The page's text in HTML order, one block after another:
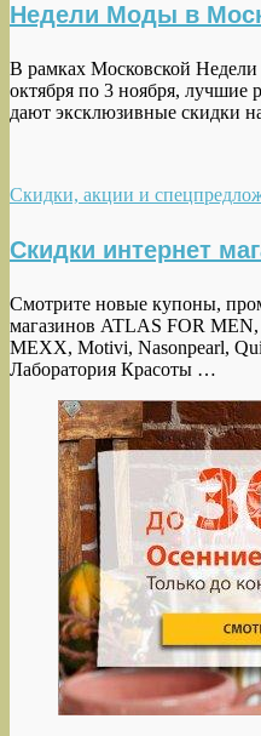
Недели Моды в
В рамках Московской
октября по 3 ноября, лучшие
дают эксклюзивные скидки
Скидки, акции и
Скидки интернет
Смотрите новые купоны,
магазинов ATLAS FOR
MEXX, Motivi, Nasonpearl,
Лаборатория Красоты …